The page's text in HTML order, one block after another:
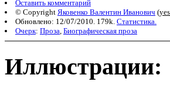
Оставить комментарий
© Copyright Яковенко Валентин Иванович (
Обновлено: 12/07/2010. 179k. Статистика.
Очерк: Проза Биографическая проза
Иллюстрации: